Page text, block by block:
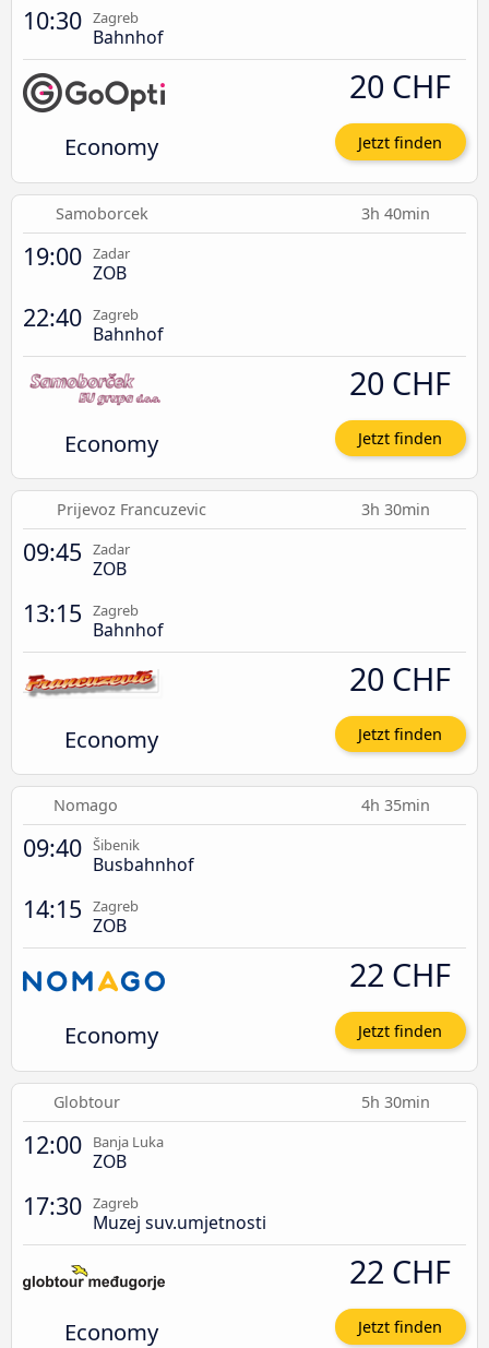
10:30 Zagreb
Bahnhof
Economy
20 CHF
Jetzt finden
Samoborcek 3h 40min
19:00 Zadar
ZOB
22:40 Zagreb
Bahnhof
Economy
20 CHF
Jetzt finden
Prijevoz Francuzevic 3h 30min
09:45 Zadar
ZOB
13:15 Zagreb
Bahnhof
Economy
20 CHF
Jetzt finden
Nomago 4h 35min
09:40 Šibenik
Busbahnhof
14:15 Zagreb
ZOB
Economy
22 CHF
Jetzt finden
Globtour 5h 30min
12:00 Banja Luka
ZOB
17:30 Zagreb
Muzej suv.umjetnosti
Economy
22 CHF
Jetzt finden